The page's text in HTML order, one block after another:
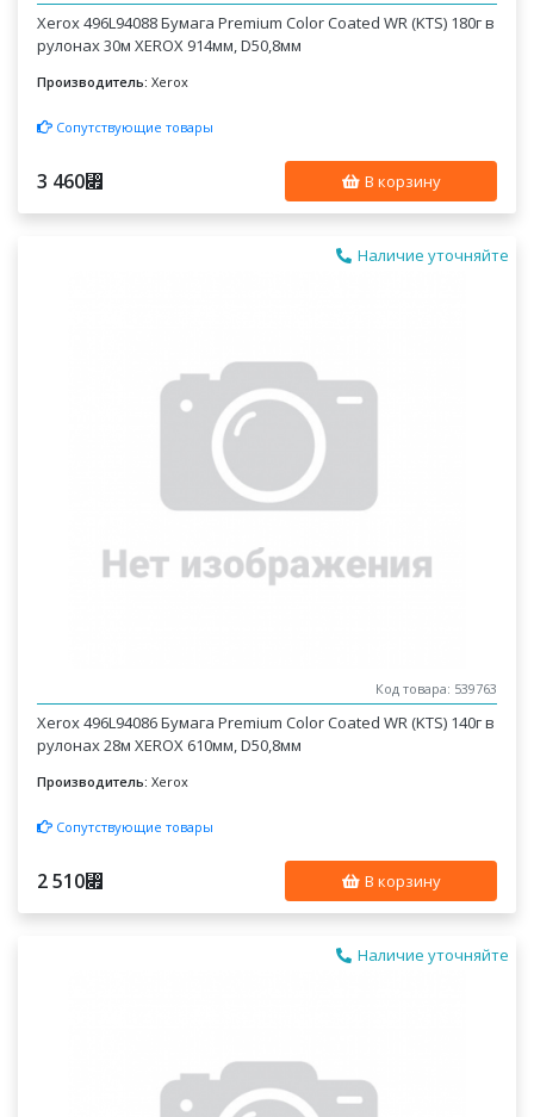
Xerox 496L94088 Бумага Premium Color Coated WR (KTS) 180г в
рулонах 30м XEROX 914мм, D50,8мм
Производитель: Xerox
Сопутствующие товары
3 460⃏ В корзину
Наличие уточняйте
Код товара: 539763
Xerox 496L94086 Бумага Premium Color Coated WR (KTS) 140г в
рулонах 28м XEROX 610мм, D50,8мм
Производитель: Xerox
Сопутствующие товары
2 510⃏ В корзину
Наличие уточняйте